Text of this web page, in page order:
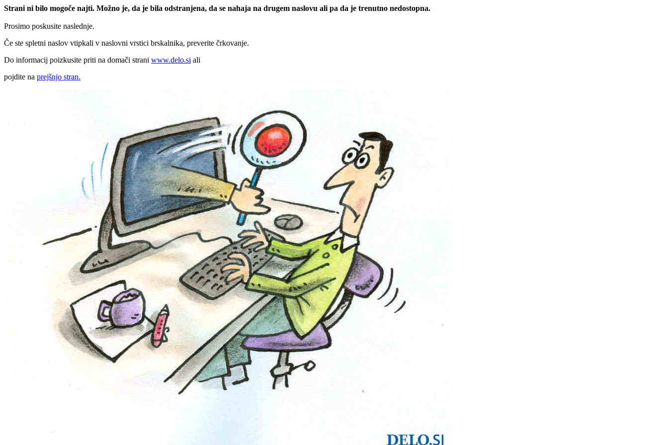
Strani ni bilo mogoče najti. Možno je, da je bila odstranjena, da se nahaja na drugem naslovu ali pa da je trenutno nedostopna.
Prosimo poskusite naslednje.
Če ste spletni naslov vtipkali v naslovni vrstici brskalnika, preverite črkovanje.
Do informacij poizkusite priti na domači strani www.delo.si ali
pojdite na prejšnjo stran.